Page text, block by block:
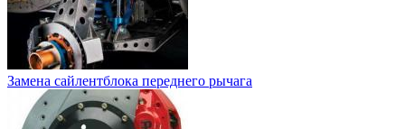
Замена сайлентблока переднего рычага